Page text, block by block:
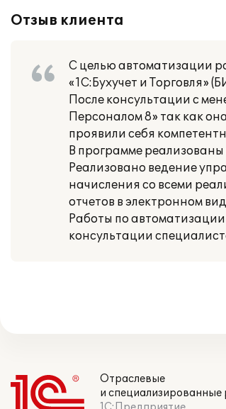
Отзыв клиента
С целью автоматизации
«1С:Бухучет и Торговля»
После консультации с
Персоналом 8» так как
проявили себя
В программе
Реализовано ведение
начисления со всеми
отчетов в электронном
Работы по
консультации
Отраслевые
и специализированные